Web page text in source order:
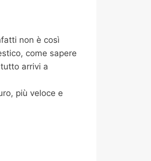
non è così
come sapere
arrivi a
più veloce e